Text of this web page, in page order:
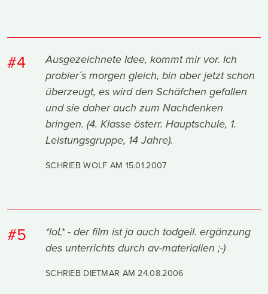
#4
Ausgezeichnete Idee, kommt mir vor. Ich
probier´s morgen gleich, bin aber jetzt schon
überzeugt, es wird den Schäfchen gefallen
und sie daher auch zum Nachdenken
bringen. (4. Klasse österr. Hauptschule, 1.
Leistungsgruppe, 14 Jahre).
SCHRIEB WOLF AM 15.01.2007
#5
*loL* - der film ist ja auch todgeil. ergänzung
des unterrichts durch av-materialien ;-)
SCHRIEB DIETMAR AM24.08.2006